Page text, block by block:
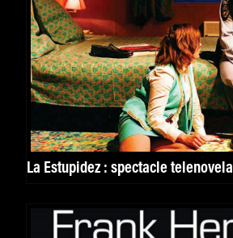
La Estupidez : spectacle telenovela